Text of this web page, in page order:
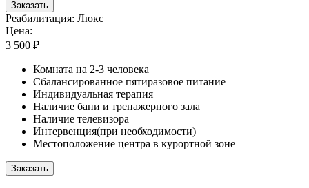
Заказать
Реабилитация: Люкс
Цена:
3 500 ₽
Комната на 2-3 человека
Сбалансированное пятиразовое питание
Индивидуальная терапия
Наличие бани и тренажерного зала
Наличие телевизора
Интервенция(при необходимости)
Местоположение центра в курортной зоне
Заказать